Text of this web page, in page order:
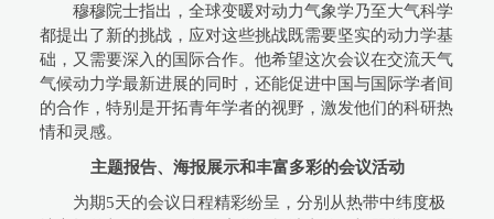
穆穆院士指出，全球变暖对动力气象学乃至大气科学
都提出了新的挑战，应对这些挑战既需要坚实的动力学基
础，又需要深入的国际合作。他希望这次会议在交流天气
气候动力学最新进展的同时，还能促进中国与国际学者间
的合作，特别是开拓青年学者的视野，激发他们的科研热
情和灵感。
主题报告、海报展示和丰富多彩的会议活动
为期5天的会议日程精彩纷呈，分别从热带中纬度极